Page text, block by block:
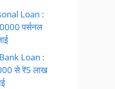
Loan :
पर्सनल
Loan :
से ₹5 लाख